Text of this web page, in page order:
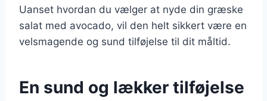
Uanset hvordan du vælger at nyde din græske
salat med avocado, vil den helt sikkert være en
velsmagende og sund tilføjelse til dit måltid.
En sund og lækker tilføjelse